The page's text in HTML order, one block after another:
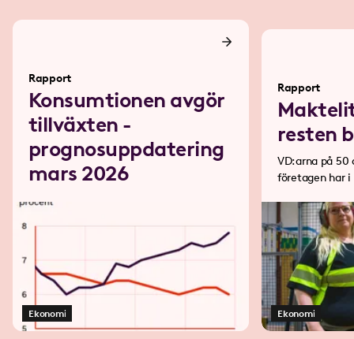
Rapport
Konsumtionen avgör
tillväxten -
prognosuppdatering
mars 2026
Ekonomi
Rapport
resten
VD:arna på 50
företagen har
Ekonomi